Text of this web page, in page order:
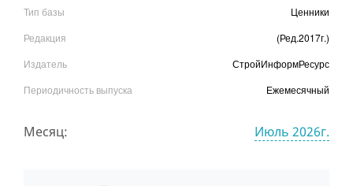
Тип базы
Ценники
Редакция
(Ред.2017г.)
Издатель
СтройИнформРесурс
Периодичность выпуска
Ежемесячный
Месяц: Июль 2026г.